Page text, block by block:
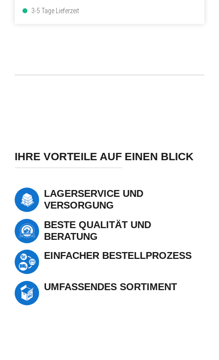
3-5 Tage Lieferzeit
IHRE VORTEILE AUF EINEN BLICK
LAGERSERVICE UND
VERSORGUNG
BESTE QUALITÄT UND
BERATUNG
EINFACHER BESTELLPROZESS
UMFASSENDES SORTIMENT